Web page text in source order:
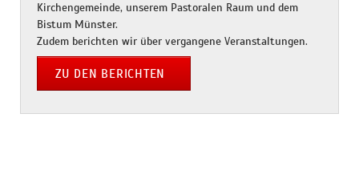
Kirchengemeinde, unserem Pastoralen Raum und dem
Bistum Münster.
Zudem berichten wir über vergangene Veranstaltungen.
ZU DEN BERICHTEN